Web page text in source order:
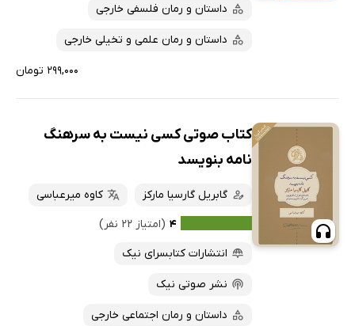
داستان و رمان فلسفی خارجی
داستان و رمان علمی و تخیلی خارجی
۲۹۹,۰۰۰ تومان
کتاب صوتی کسی نیست به سرهنگ
نامه بنویسد
گابریل گارسیا مارکز
کاوه میرعباسی
۴ (امتیاز ۲۲ نفر)
انتشارات کتابسرای نیک
نشر صوتی نیک
داستان و رمان اجتماعی خارجی